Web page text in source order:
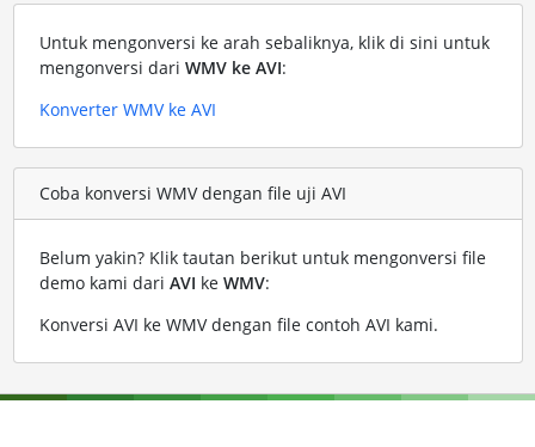
Untuk mengonversi ke arah sebaliknya, klik di sini untuk
mengonversi dari WMV ke AVI:
Konverter WMV ke AVI
Coba konversi WMV dengan file uji AVI
Belum yakin? Klik tautan berikut untuk mengonversi file
demo kami dari AVI ke WMV:
Konversi AVI ke WMV dengan file contoh AVI kami.